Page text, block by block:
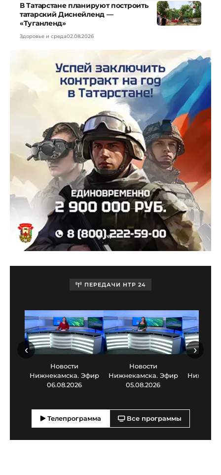
В Татарстане планируют построить
татарский Диснейленд —
«Туганленд»
Здоровье и среда02.08.2026
ПЕРЕДАЧИ НТР 24
Новости
Нижнекамска. Эфир
06.08.2026
Новости
Нижнекамска. Эфир
05.08.2026
‹ ›
Телепрограмма Все программы